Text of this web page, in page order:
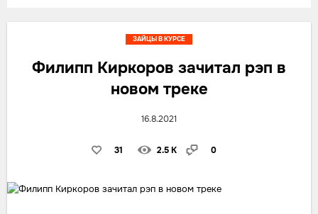
Филипп Киркоров зачитал рэп в
новом треке
16.8.2021
31 2.5 K 0
ЗАЙЦЫ В КУРСЕ